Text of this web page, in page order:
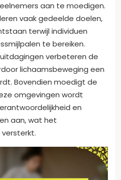
aan te moedigen.
vaak gedeelde doelen,
terwijl individuen
te bereiken.
verbeteren de
lichaamsbeweging een
Bovendien moedigt de
omgevingen wordt
en
aan, wat het